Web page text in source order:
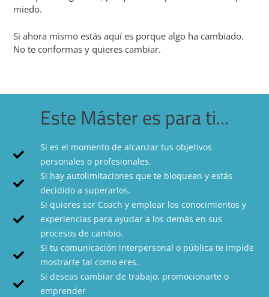
miedo.
Si ahora mismo estás aquí es porque algo ha cambiado.
No te conformas y quieres cambiar.
Este Máster es para ti...
Si es el momento de alcanzar tus objetivos
personales o profesionales.
Si hay autolimitaciones que te bloquean y estás
decidido a superarlos.
Si quieres ser Coach y emplear los conocimientos y
experiencias para ayudar a los demás en sus
procesos de cambio.
Si tu comunicación interpersonal o pública te impide
mostrarte tal como eres.
Si deseas cambiar de trabajo, promocionarte o
emprender